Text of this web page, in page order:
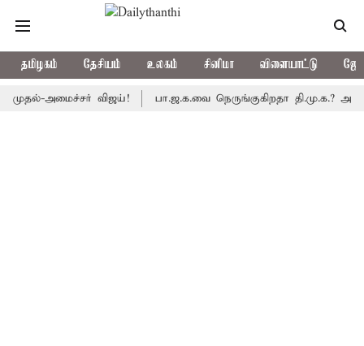
தமிழகம் தேசியம் உலகம் சினிமா விளையாட்டு
அமைச்சர் விஜய்! பா.ஜ.க.வை நெருங்குகிறதா தி.மு.க.?